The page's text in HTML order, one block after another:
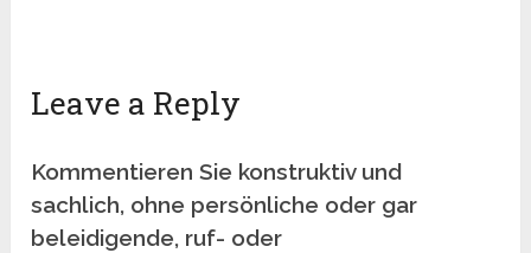
Leave a Reply
Kommentieren Sie konstruktiv und
sachlich, ohne persönliche oder gar
beleidigende, ruf- oder